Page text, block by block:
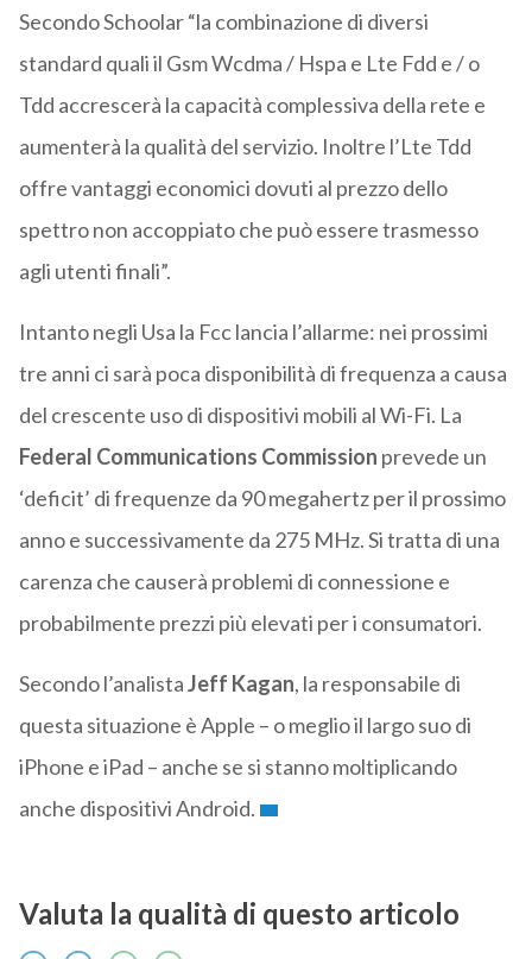
Secondo Schoolar “la combinazione di diversi
standard quali il Gsm Wcdma / Hspa e Lte Fdd e / o
Tdd accrescerà la capacità complessiva della rete e
aumenterà la qualità del servizio. Inoltre l’Lte Tdd
offre vantaggi economici dovuti al prezzo dello
spettro non accoppiato che può essere trasmesso
agli utenti finali”.
Intanto negli Usa la Fcc lancia l’allarme: nei prossimi
tre anni ci sarà poca disponibilità di frequenza a causa
del crescente uso di dispositivi mobili al Wi-Fi. La
Federal Communications Commission prevede un
‘deficit’ di frequenze da 90 megahertz per il prossimo
anno e successivamente da 275 MHz. Si tratta di una
carenza che causerà problemi di connessione e
probabilmente prezzi più elevati per i consumatori.
Secondo l’analistaJeff Kagan, la responsabile di
questa situazione è Apple – o meglio il largo suo di
iPhone e iPad – anche se si stanno moltiplicando
anche dispositivi Android.
Valuta la qualità di questo articolo